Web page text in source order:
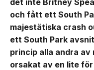
och fått ett South
majestätiska crash
ett South Park
princip alla andra
orsakat av en lite